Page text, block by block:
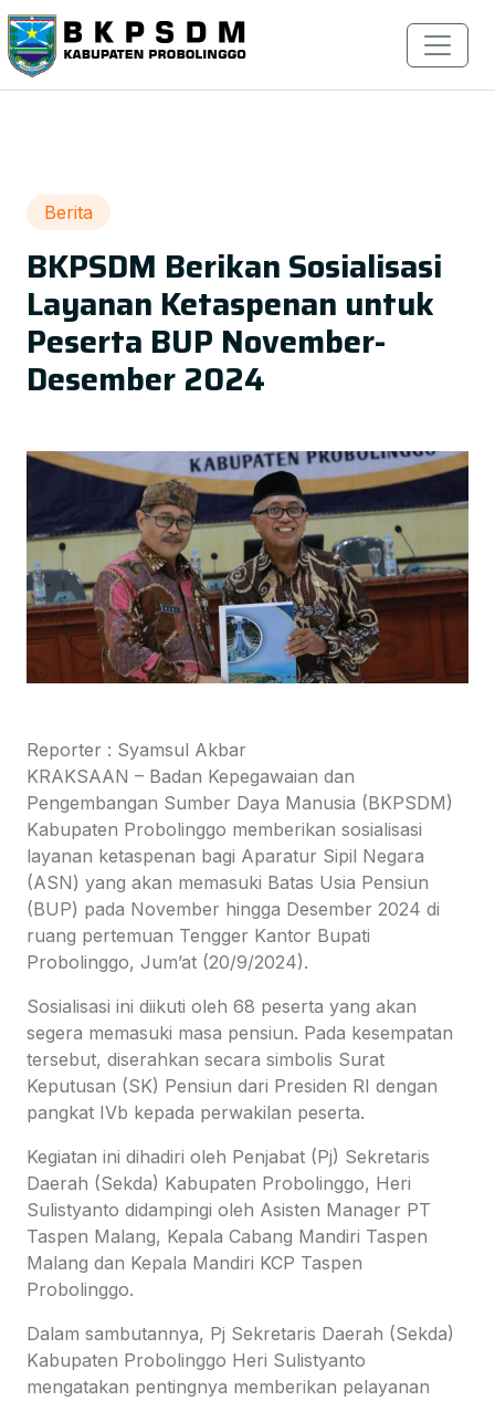
Berita
BKPSDM Berikan Sosialisasi
Layanan Ketaspenan untuk
Peserta BUP November-
Desember 2024
Reporter : Syamsul Akbar
KRAKSAAN – Badan Kepegawaian dan
Pengembangan Sumber Daya Manusia (BKPSDM)
Kabupaten Probolinggo memberikan sosialisasi
layanan ketaspenan bagi Aparatur Sipil Negara
(ASN) yang akan memasuki Batas Usia Pensiun
(BUP) pada November hingga Desember 2024 di
ruang pertemuan Tengger Kantor Bupati
Probolinggo, Jum’at (20/9/2024).
Sosialisasi ini diikuti oleh 68 peserta yang akan
segera memasuki masa pensiun. Pada kesempatan
tersebut, diserahkan secara simbolis Surat
Keputusan (SK) Pensiun dari Presiden RI dengan
pangkat IVb kepada perwakilan peserta.
Kegiatan ini dihadiri oleh Penjabat (Pj) Sekretaris
Daerah (Sekda) Kabupaten Probolinggo, Heri
Sulistyanto didampingi oleh Asisten Manager PT
Taspen Malang, Kepala Cabang Mandiri Taspen
Malang dan Kepala Mandiri KCP Taspen
Probolinggo.
Dalam sambutannya, Pj Sekretaris Daerah (Sekda)
Kabupaten Probolinggo Heri Sulistyanto
mengatakan pentingnya memberikan pelayanan